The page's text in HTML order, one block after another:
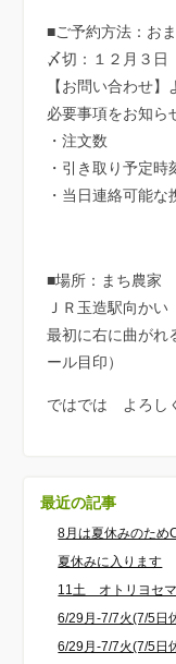
■ご予約方法：お
〆切：１２月３日
【お問い合わせ
必要事項をお知ら
・注文数
・引き取り予定時
・当日連絡可能な
■場所：まち農家
ＪＲ玉造駅向か
最初に右に曲が
ール目印）
ではでは よろし
最近の記事
8月は夏休みのため
夏休みに入ります
11土 オトリヨセ
6/29月-7/7火(7/5日
6/29月-7/7火(7/5日